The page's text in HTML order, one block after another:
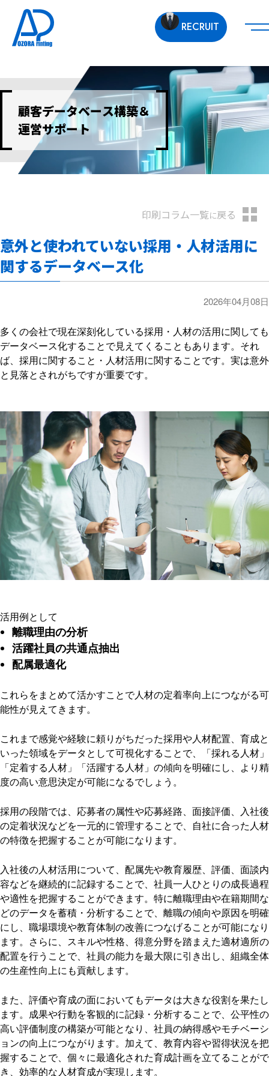
RECRUIT
顧客データベース構築＆
運営サポート
意外と使われていない採用・人材活用に
関するデータベース化
2026年04月08日
印刷コラム一覧に戻る
多くの会社で現在深刻化している採用・人材の活用に関しても
データベース化することで見えてくることもあります。それ
ば、採用に関すること・人材活用に関することです。実は意外
と見落とされがちですが重要です。
活用例として
離職理由の分析
活躍社員の共通点抽出
配属最適化
これらをまとめて活かすことで人材の定着率向上につながる可
能性が見えてきます。
これまで感覚や経験に頼りがちだった採用や人材配置、育成と
いった領域をデータとして可視化することで、「採れる人材」
「定着する人材」「活躍する人材」の傾向を明確にし、より精
度の高い意思決定が可能になるでしょう。
採用の段階では、応募者の属性や応募経路、面接評価、入社後
の定着状況などを一元的に管理することで、自社に合った人材
の特徴を把握することが可能になります。
入社後の人材活用について、配属先や教育履歴、評価、面談内
容などを継続的に記録することで、社員一人ひとりの成長過程
や適性を把握することができます。特に離職理由や在籍期間な
どのデータを蓄積・分析することで、離職の傾向や原因を明確
にし、職場環境や教育体制の改善につなげることが可能になり
ます。さらに、スキルや性格、得意分野を踏まえた適材適所の
配置を行うことで、社員の能力を最大限に引き出し、組織全体
の生産性向上にも貢献します。
また、評価や育成の面においてもデータは大きな役割を果たし
ます。成果や行動を客観的に記録・分析することで、公平性の
高い評価制度の構築が可能となり、社員の納得感やモチベーシ
ョンの向上につながります。加えて、教育内容や習得状況を把
握することで、個々に最適化された育成計画を立てることがで
き、効率的な人材育成が実現します。